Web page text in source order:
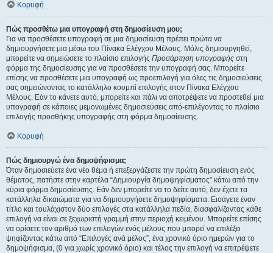
Κορυφή
Πώς προσθέτω μια υπογραφή στη δημοσίευση μου;
Για να προσθέσετε υπογραφή σε μια δημοσίευση πρέπει πρώτα να
δημιουργήσετε μια μέσω του Πίνακα Ελέγχου Μέλους. Μόλις δημιουργηθεί,
μπορείτε να σημειώσετε το πλαίσιο επιλογής Προσάρτηση υπογραφής στη
φόρμα της δημοσίευσης για να προσθέσετε την υπογραφή σας. Μπορείτε
επίσης να προσθέσετε μια υπογραφή ως προεπιλογή για όλες τις δημοσιεύσεις
σας σημειώνοντας το κατάλληλο κουμπί επιλογής στον Πίνακα Ελέγχου
Μέλους. Εάν το κάνετε αυτό, μπορείτε και πάλι να αποτρέψετε να προστεθεί μια
υπογραφή σε κάποιες μεμονωμένες δημοσιεύσεις από-επιλέγοντας το πλαίσιο
επιλογής προσθήκης υπογραφής στη φόρμα δημοσίευσης.
Κορυφή
Πώς δημιουργώ ένα δημοψήφισμα;
Όταν δημοσιεύετε ένα νέο θέμα ή επεξεργάζεστε την πρώτη δημοσίευση ενός
θέματος, πατήστε στην καρτέλα “Δημιουργία δημοψηφίσματος” κάτω από την
κύρια φόρμα δημοσίευσης. Εάν δεν μπορείτε να το δείτε αυτό, δεν έχετε τα
κατάλληλα δικαιώματα για να δημιουργήσετε δημοψηφίσματα. Εισάγετε έναν
τίτλο και τουλάχιστον δύο επιλογές στα κατάλληλα πεδία, διασφαλίζοντας κάθε
επιλογή να είναι σε ξεχωριστή γραμμή στην περιοχή κειμένου. Μπορείτε επίσης
να ορίσετε τον αριθμό των επιλογών ενός μέλους που μπορεί να επιλέξει
ψηφίζοντας κάτω από “Επιλογές ανά μέλος”, ένα χρονικό όριο ημερών για το
δημοψήφισμα, (0 για χωρίς χρονικό όριο) και τέλος την επιλογή να επιτρέψετε